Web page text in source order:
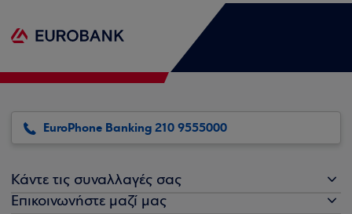
EuroPhone Banking 210 9555000
Κάντε τις συναλλαγές σας
Επικοινωνήστε μαζί μας